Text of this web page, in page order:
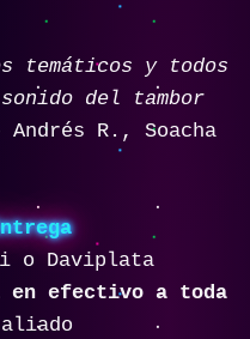
temáticos y todos
del tambor
Andrés R., Soacha
o Daviplata
en efectivo a toda